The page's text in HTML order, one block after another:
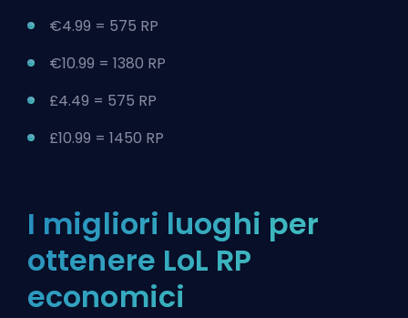
€4.99 = 575 RP
€10.99 = 1380 RP
£4.49 = 575 RP
£10.99 = 1450 RP
I migliori luoghi per
ottenere LoL RP
economici